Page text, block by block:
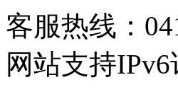
客服热线：
网站支持IPv6